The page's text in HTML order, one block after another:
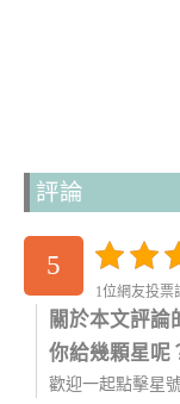
評論
5
1位網友投票
關於本文評論
你給幾顆星呢
歡迎一起點擊星